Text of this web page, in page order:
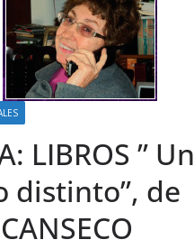
LIBROS ” Un
distinto”, de